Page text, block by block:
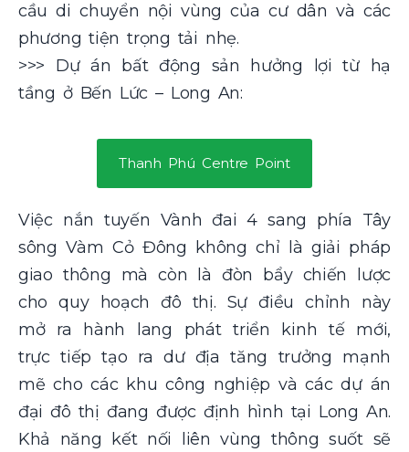
cầu di chuyển nội vùng của cư dân và các
phương tiện trọng tải nhẹ.
>>> Dự án bất động sản hưởng lợi từ hạ
tầng ở Bến Lức – Long An:
Thanh Phú Centre Point
Việc nắn tuyến Vành đai 4 sang phía Tây
sông Vàm Cỏ Đông không chỉ là giải pháp
giao thông mà còn là đòn bẩy chiến lược
cho quy hoạch đô thị. Sự điều chỉnh này
mở ra hành lang phát triển kinh tế mới,
trực tiếp tạo ra dư địa tăng trưởng mạnh
mẽ cho các khu công nghiệp và các dự án
đại đô thị đang được định hình tại Long An.
Khả năng kết nối liên vùng thông suốt sẽ